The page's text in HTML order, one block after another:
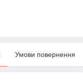
Умови повернення